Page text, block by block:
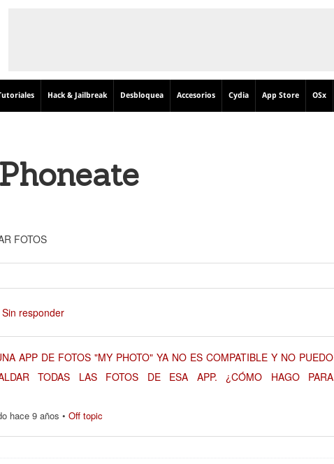
Hack & Jailbreak Desbloquea Accesorios Cydia App Store OSx
FOTOS
Sin responder
APP DE FOTOS "MY PHOTO" YA NO ES COMPATIBLE Y NO PUEDO
TODAS LAS FOTOS DE ESA APP. ¿CÓMO HAGO PARA
hace 9 años • Off topic